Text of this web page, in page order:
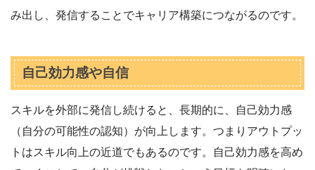
み出し、発信することでキャリア構築につながるのです。
自己効力感や自信
スキルを外部に発信し続けると、長期的に、自己効力感
（自分の可能性の認知）が向上します。つまりアウトプッ
トはスキル向上の近道でもあるのです。自己効力感を高め